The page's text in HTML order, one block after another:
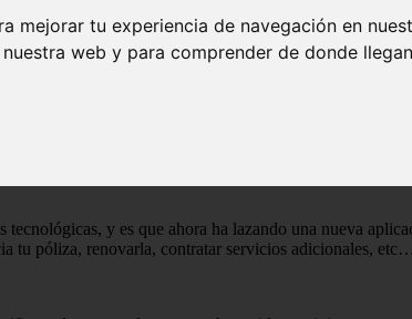
mejorar tu experiencia de navegación en
web y para comprender de donde
tecnológicas, y es que ahora ha lazando una nueva
tu póliza, renovarla, contratar servicios adicionales, etc…